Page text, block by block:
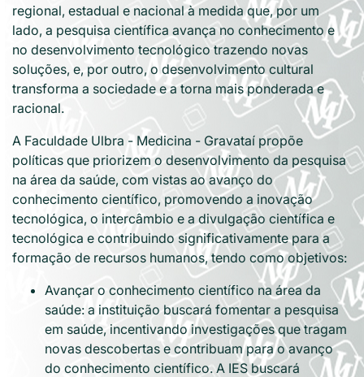
regional, estadual e nacional à medida que, por um
lado, a pesquisa científica avança no conhecimento e
no desenvolvimento tecnológico trazendo novas
soluções, e, por outro, o desenvolvimento cultural
transforma a sociedade e a torna mais ponderada e
racional.
A Faculdade Ulbra - Medicina - Gravataí propõe
políticas que priorizem o desenvolvimento da pesquisa
na área da saúde, com vistas ao avanço do
conhecimento científico, promovendo a inovação
tecnológica, o intercâmbio e a divulgação científica e
tecnológica e contribuindo significativamente para a
formação de recursos humanos, tendo como objetivos:
Avançar o conhecimento científico na área da
saúde: a instituição buscará fomentar a pesquisa
em saúde, incentivando investigações que tragam
novas descobertas e contribuam para o avanço
do conhecimento científico. A IES buscará